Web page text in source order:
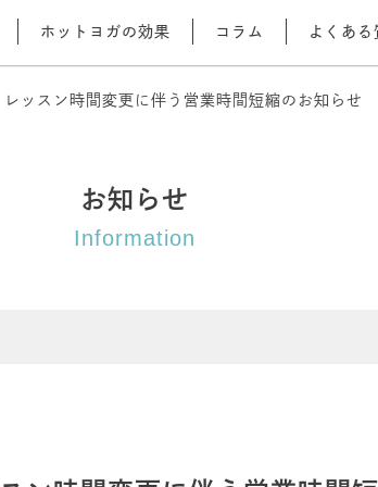
ホットヨガの効果 コラム よくある
レッスン時間変更に伴う営業時間短縮のお知らせ
お知らせ
Information